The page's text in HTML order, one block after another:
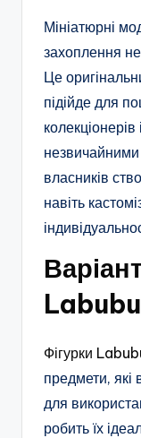
Мініатюрні
захоплення
Це
підійде для
незвичайними
власників
навіть
Labubu
Фігурки
предмети, які
для
робить їх